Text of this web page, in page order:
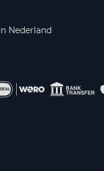
Nederland